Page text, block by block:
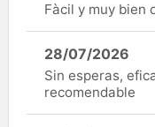
Fàcil y muy bien
28/07/2026
Sin esperas,
recomendable